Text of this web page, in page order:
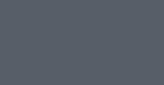
protagonizaram as melhores
assinou um dos resultados mais